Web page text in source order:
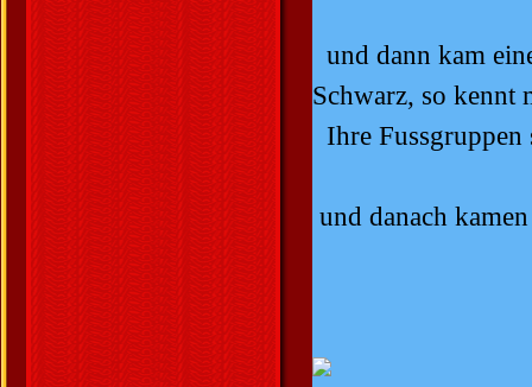
und dann kam
Schwarz, so kennt
Ihre Fussgruppen
und danach